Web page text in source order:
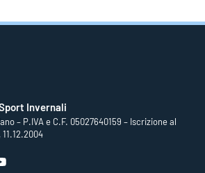
Invernali
– P.IVA e C.F. 05027640159 – Iscrizione al